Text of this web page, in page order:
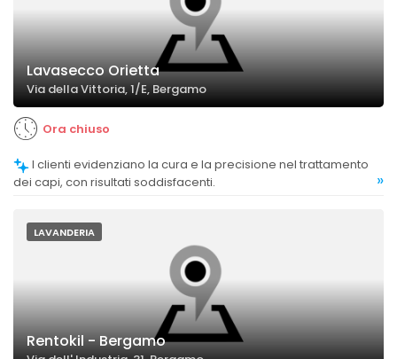
Lavasecco Orietta
Via della Vittoria, 1/E, Bergamo
Ora chiuso
dei capi, con risultati soddisfacenti.
»
LAVANDERIA
Rentokil - Bergamo